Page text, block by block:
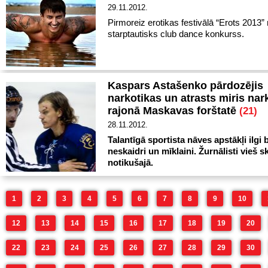
29.11.2012.
Pirmoreiz erotikas festivālā “Erots 2013”
starptautisks club dance konkurss.
Kaspars Astašenko pārdozējis
narkotikas un atrasts miris
rajonā Maskavas forštatē (21)
28.11.2012.
Talantīgā sportista nāves apstākļi ilgi
neskaidri un mīklaini. Žurnālisti vieš
notikušajā.
1 2 3 4 5 6 7 8 9 10
12 13 14 15 16 17 18 19 20
22 23 24 25 26 27 28 29 30